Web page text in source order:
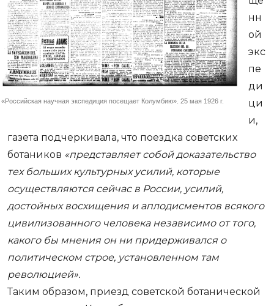
«Российская научная экспедиция посещает Колумбию». 25 мая 1926 г.
нн
ой
экс
пе
ди
ци
и,
газета подчеркивала, что поездка советских
ботаников «представляет собой доказательство
тех больших культурных усилий, которые
осуществляются сейчас в России, усилий,
достойных восхищения и аплодисментов всякого
цивилизованного человека независимо от того,
какого бы мнения он ни придерживался о
политическом строе, установленном там
революцией».
Таким образом, приезд советской ботанической